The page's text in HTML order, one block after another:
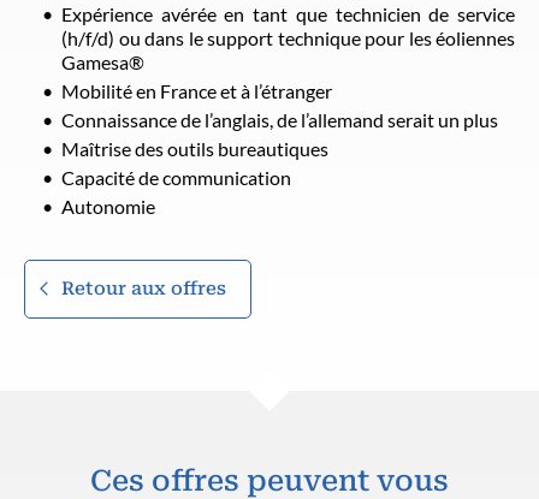
Expérience avérée en tant que technicien de service
(h/f/d) ou dans le support technique pour les éoliennes
Gamesa®
Mobilité en France et à l’étranger
Connaissance de l’anglais, de l’allemand serait un plus
Maîtrise des outils bureautiques
Capacité de communication
Autonomie
Retour aux offres
Ces offres peuvent vous